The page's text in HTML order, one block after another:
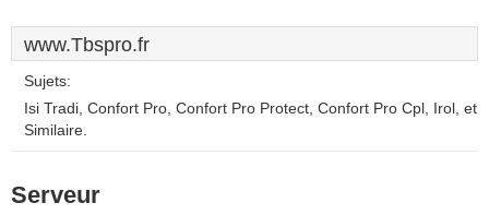
www.Tbspro.fr
Sujets:
Isi Tradi, Confort Pro, Confort Pro Protect, Confort Pro Cpl, Irol, et
Similaire.
Serveur